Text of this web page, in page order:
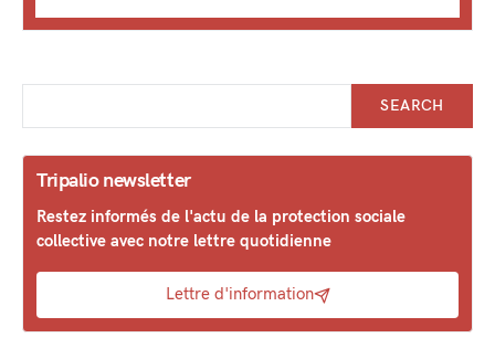
SEARCH
Tripalio newsletter
Restez informés de l'actu de la protection sociale
collective avec notre lettre quotidienne
Lettre d'information